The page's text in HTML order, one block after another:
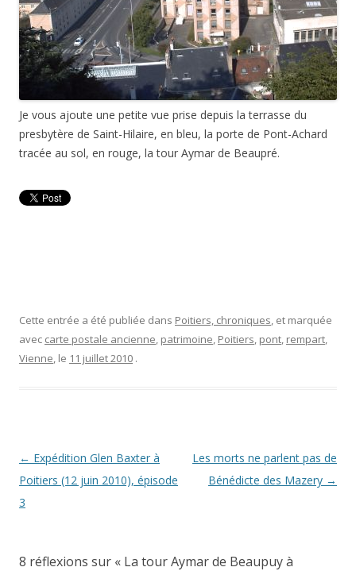
Je vous ajoute une petite vue prise depuis la terrasse du
presbytère de Saint-Hilaire, en bleu, la porte de Pont-Achard
tracée au sol, en rouge, la tour Aymar de Beaupré.
Cette entrée a été publiée dans Poitiers, chroniques, et marquée
avec carte postale ancienne, patrimoine, Poitiers, pont, rempart,
Vienne, le 11 juillet 2010 .
Navigation
des
articles
← Expédition Glen Baxter à
Poitiers (12 juin 2010), épisode
3
Les morts ne parlent pas de
Bénédicte des Mazery →
8 réflexions sur « La tour Aymar de Beaupuy à